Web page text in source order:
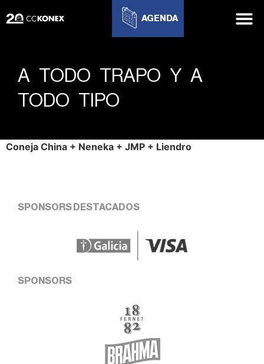
AGENDA
A TODO TRAPO Y A
TODO TIPO
Coneja China + Neneka + JMP + Liendro
SPONSORS DESTACADOS
SPONSORS